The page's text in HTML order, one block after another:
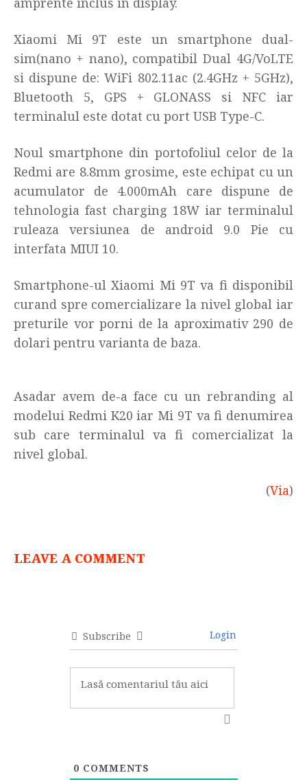
Xiaomi Mi 9T este un smartphone dual-
sim(nano + nano), compatibil Dual 4G/VoLTE
si dispune de: WiFi 802.11ac (2.4GHz + 5GHz),
Bluetooth 5, GPS + GLONASS si NFC iar
terminalul este dotat cu port USB Type-C.
Noul smartphone din portofoliul celor de la
Redmi are 8.8mm grosime, este echipat cu un
acumulator de 4.000mAh care dispune de
tehnologia fast charging 18W iar terminalul
ruleaza versiunea de android 9.0 Pie cu
interfata MIUI 10.
Smartphone-ul Xiaomi Mi 9T va fi disponibil
curand spre comercializare la nivel global iar
preturile vor porni de la aproximativ 290 de
dolari pentru varianta de baza.
Asadar avem de-a face cu un rebranding al
modelui Redmi K20 iar Mi 9T va fi denumirea
sub care terminalul va fi comercializat la
nivel global.
(Via)
LEAVE A COMMENT
Subscribe Login
0 COMMENTS